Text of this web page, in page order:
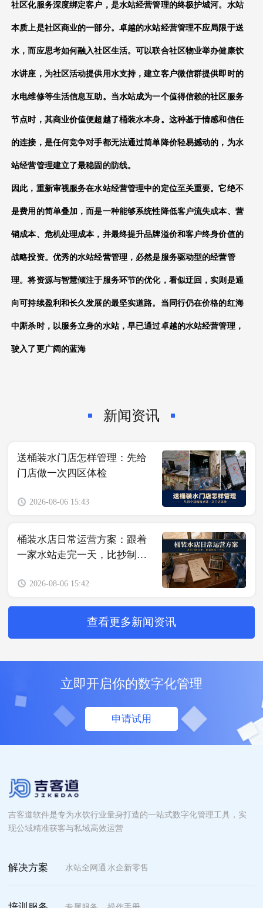
社区化服务深度绑定客户，是水站经营管理的终极护城河。水站
本质上是社区商业的一部分。卓越的水站经营管理不应局限于送
水，而应思考如何融入社区生活。可以联合社区物业举办健康饮
水讲座，为社区活动提供用水支持，建立客户微信群提供即时的
水电维修等生活信息互助。当水站成为一个值得信赖的社区服务
节点时，其商业价值便超越了桶装水本身。这种基于情感和信任
的连接，是任何竞争对手都无法通过简单降价轻易撼动的，为水
站经营管理建立了最稳固的防线。
因此，重新审视服务在水站经营管理中的定位至关重要。它绝不
是费用的简单叠加，而是一种能够系统性降低客户流失成本、营
销成本、危机处理成本，并最终提升品牌溢价和客户终身价值的
战略投资。优秀的水站经营管理 ，必然是服务驱动型的经营管
理。将资源与智慧倾注于服务环节的优化，看似迂回，实则是通
向可持续盈利和长久发展的最坚实道路。当同行仍在价格的红海
中厮杀时，以服务立身的水站，早已通过卓越的水站经营管理，
驶入了更广阔的蓝海
新闻资讯
送桶装水门店怎样管理：先给
门店做一次四区体检
2026-08-06 15:43
桶装水店日常运营方案：跟着
一家水站走完一天，比抄制度
2026-08-06 15:42
查看更多新闻资讯
立即开启你的数字化管理
申请试用
吉客道软件是专为水饮行业量身打造的一站式数字化管理工具，实
现公域精准获客与私域高效运营
解决方案 水站全网通 水企新零售